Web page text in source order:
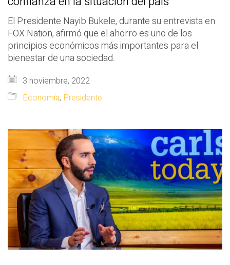
El Presidente Nayib Bukele, durante su entrevista en
FOX Nation, afirmó que el ahorro es uno de los
principios económicos más importantes para el
bienestar de una sociedad.
3 noviembre, 2022
Economía, Presidente